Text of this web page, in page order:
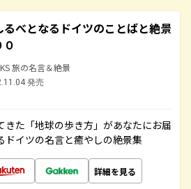
るべとなるドイツのことばと絶景
０
旅の名言＆絶景
発売
きた「地球の歩き方」があなたにお届
ドイツの名言と癒やしの絶景集
詳細を見る